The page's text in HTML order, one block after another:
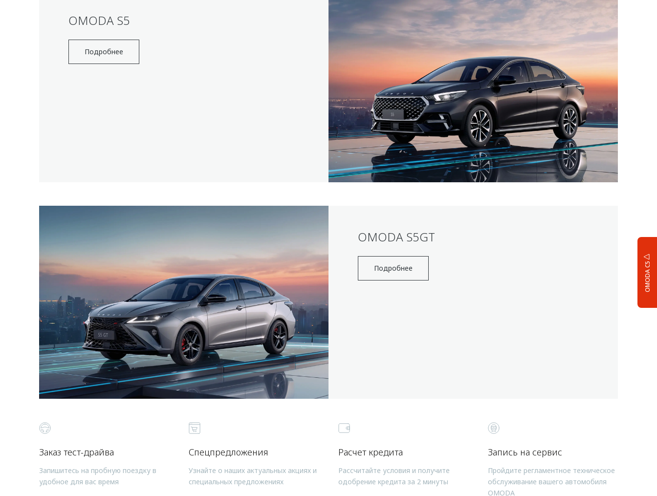
OMODA C5
OMODA S5
Подробнее
OMODA S5GT
Подробнее
Заказ тест-драйва
Запишитесь на пробную поездку в
удобное для вас время
Спецпредложения
Узнайте о наших актуальных акциях и
специальных предложениях
Расчет кредита
Рассчитайте условия и получите
одобрение кредита за 2 минуты
Запись на сервис
Пройдите регламентное техническое
обслуживание вашего автомобиля
OMODA